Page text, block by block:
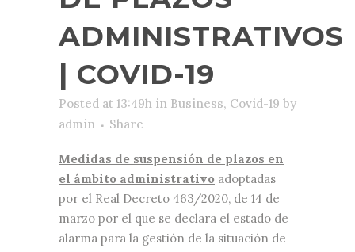
ADMINISTRATIVOS
| COVID-19
Posted at 13:49h in Business, Covid-19 by
admin
Share
Medidas de suspensión de plazos en
el ámbito administrativo adoptadas
por el Real Decreto 463/2020, de 14 de
marzo por el que se declara el estado de
alarma para la gestión de la situación de